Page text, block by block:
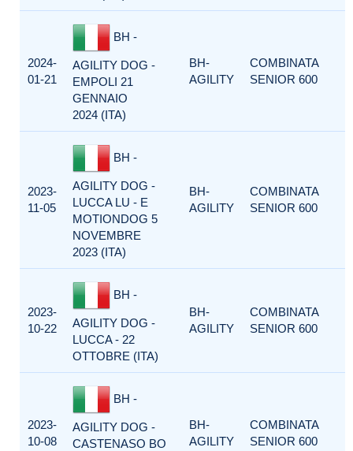
2024-
01-21
BH -
AGILITY DOG -
EMPOLI 21
GENNAIO
2024 (ITA)
BH-
AGILITY
COMBINATA
SENIOR 600
2023-
11-05
BH -
AGILITY DOG -
LUCCA LU - E
MOTIONDOG 5
NOVEMBRE
2023 (ITA)
BH-
AGILITY
COMBINATA
SENIOR 600
2023-
10-22
BH -
AGILITY DOG -
LUCCA - 22
OTTOBRE (ITA)
BH-
AGILITY
COMBINATA
SENIOR 600
2023-
10-08
BH -
AGILITY DOG -
CASTENASO BO
BH-
AGILITY
COMBINATA
SENIOR 600